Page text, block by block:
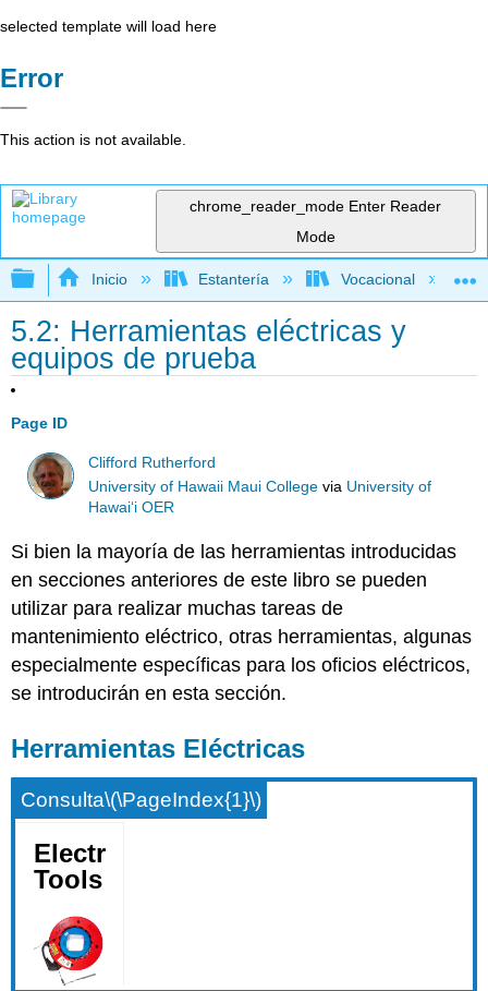
selected template will load here
Error
This action is not available.
chrome_reader_mode Enter Reader
Mode
Expandir/contraer jerarquía global
Inicio Estantería Vocacional
5.2: Herramientas eléctricas y
equipos de prueba
Page ID
Clifford Rutherford
University of Hawaii Maui College via University of
Hawaiʻi OER
Si bien la mayoría de las herramientas introducidas
en secciones anteriores de este libro se pueden
utilizar para realizar muchas tareas de
mantenimiento eléctrico, otras herramientas, algunas
especialmente específicas para los oficios eléctricos,
se introducirán en esta sección.
Herramientas Eléctricas
Consulta\(\PageIndex{1}\)